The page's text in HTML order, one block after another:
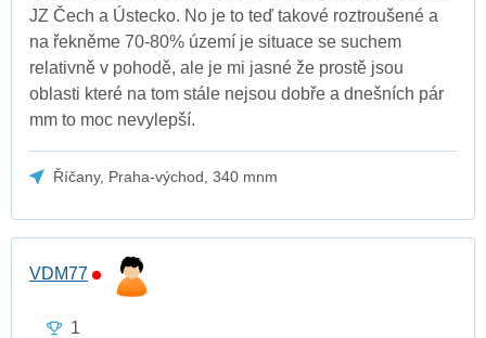
JZ Čech a Ústecko. No je to teď takové roztroušené a
na řekněme 70-80% území je situace se suchem
relativně v pohodě, ale je mi jasné že prostě jsou
oblasti které na tom stále nejsou dobře a dnešních pár
mm to moc nevylepší.
Říčany, Praha-východ, 340 mnm
VDM77
1